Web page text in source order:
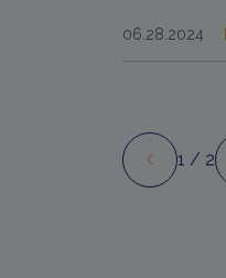
06.28.2024
Preview
1 / 2